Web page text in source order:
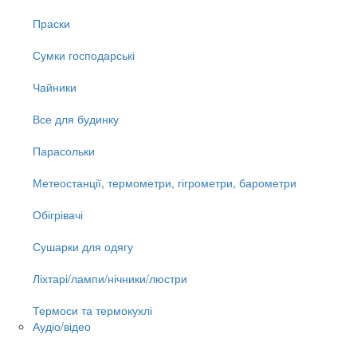
Праски
Сумки господарські
Чайники
Все для будинку
Парасольки
Метеостанції, термометри, гігрометри, барометри
Обігрівачі
Сушарки для одягу
Ліхтарі/лампи/нічники/люстри
Термоси та термокухлі
Аудіо/відео